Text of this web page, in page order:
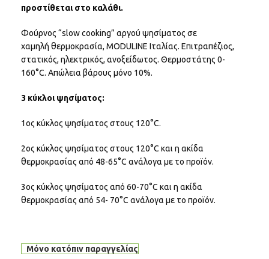
προστίθεται στο καλάθι.
Φούρνος “slow cooking” αργού ψησίματος σε
χαμηλή θερμοκρασία, MODULINE Ιταλίας. Επιτραπέζιος,
στατικός, ηλεκτρικός, ανοξείδωτος. Θερμοστάτης 0-
160°C. Απώλεια βάρους μόνο 10%.
3 κύκλοι ψησίματος:
1ος κύκλος ψησίματος στους 120°C.
2ος κύκλος ψησίματος στους 120°C και η ακίδα
θερμοκρασίας από 48-65°C ανάλογα με το προїόν.
3ος κύκλος ψησίματος από 60-70°C και η ακίδα
θερμοκρασίας από 54- 70°C ανάλογα με το προїόν.
Μόνο κατόπιν παραγγελίας